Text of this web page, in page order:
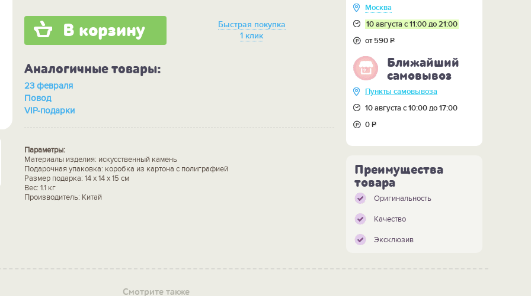
В корзину
Быстрая покупка
1 клик
Аналогичные товары:
23 февраля
Повод
VIP-подарки
Параметры:
Материалы изделия: искусственный камень
Подарочная упаковка: коробка из картона с полиграфией
Размер подарка: 14 х 14 х 15 см
Вес: 1.1 кг
Производитель: Китай
Москва
10 августа с 11:00 до 21:00
от 590Р
Ближайший
самовывоз
Пункты самовывоза
10 августа с 10:00 до 17:00
0Р
Преимущества
товара
Оригинальность
Качество
Эксклюзив
Смотрите также